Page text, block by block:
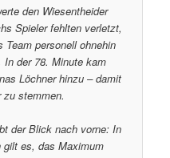
den Wiesentheider
Spieler fehlten verletzt,
Team personell ohnehin
der 78. Minute kam
Löchner hinzu – damit
zu stemmen.
der Blick nach vorne: In
gilt es, das Maximum